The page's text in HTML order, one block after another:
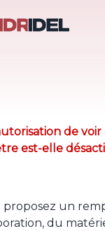
de
est-elle
proposez un
du